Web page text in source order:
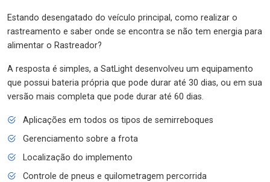
Estando desengatado do veículo principal, como realizar o
rastreamento e saber onde se encontra se não tem energia para
alimentar o Rastreador?
A resposta é simples, a SatLight desenvolveu um equipamento
que possui bateria própria que pode durar até 30 dias, ou em sua
versão mais completa que pode durar até 60 dias.
Aplicações em todos os tipos de semirreboques
Gerenciamento sobre a frota
Localização do implemento
Controle de pneus e quilometragem percorrida